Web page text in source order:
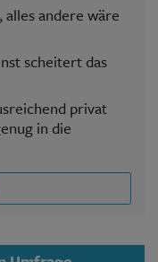
andere wäre
scheitert das
privat
in die